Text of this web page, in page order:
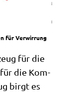
für Verwirrung
für die
die Kom­
birgt es